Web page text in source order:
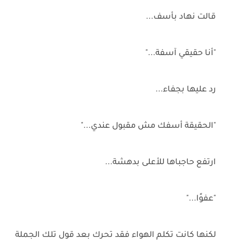
قالت نهاد بأسف...
"أنا حقيقي آسفة..."
رد عليها بجفاء...
"الحقيقة أسفك مش مقبول عندي..."
ارتفع حاجباها للأعلى بدهشة...
"عفوًا..."
لكنها كانت تكلم الهواء فقد تحرك بعد قول تلك الجملة